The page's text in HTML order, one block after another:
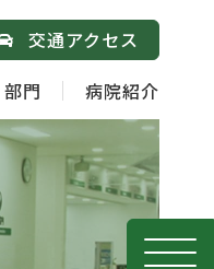
交通アクセス
門 病院紹介